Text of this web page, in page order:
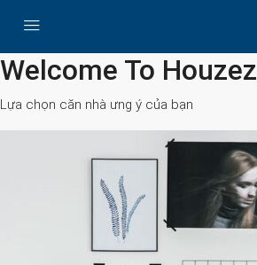
Search
Welcome To Houzez
Lựa chọn căn nhà ưng ý của bạn